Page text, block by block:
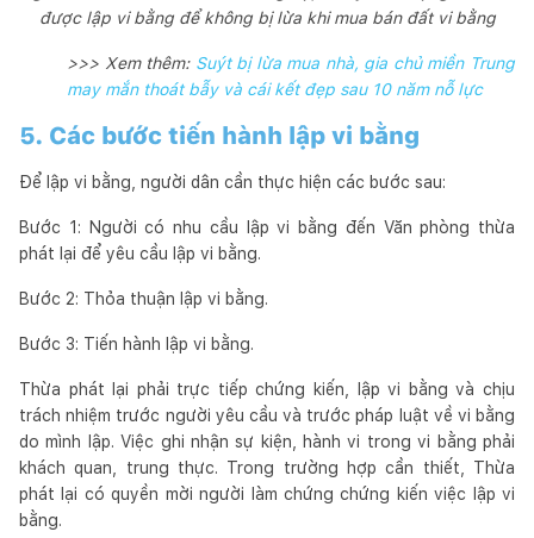
được lập vi bằng để không bị lừa khi mua bán đất vi bằng
>>> Xem thêm: Suýt bị lừa mua nhà, gia chủ miền Trung
may mắn thoát bẫy và cái kết đẹp sau 10 năm nỗ lực
5. Các bước tiến hành lập vi bằng
Để lập vi bằng, người dân cần thực hiện các bước sau:
Bước 1: Người có nhu cầu lập vi bằng đến Văn phòng thừa
phát lại để yêu cầu lập vi bằng.
Bước 2: Thỏa thuận lập vi bằng.
Bước 3: Tiến hành lập vi bằng.
Thừa phát lại phải trực tiếp chứng kiến, lập vi bằng và chịu
trách nhiệm trước người yêu cầu và trước pháp luật về vi bằng
do mình lập. Việc ghi nhận sự kiện, hành vi trong vi bằng phải
khách quan, trung thực. Trong trường hợp cần thiết, Thừa
phát lại có quyền mời người làm chứng chứng kiến việc lập vi
bằng.